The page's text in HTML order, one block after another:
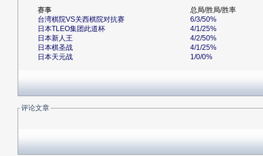
赛事
总局/胜局/胜率
台湾棋院VS关西棋院对抗赛
6/3/50%
日本TLEO集团此道杯
4/1/25%
日本新人王
4/2/50%
日本棋圣战
4/1/25%
日本天元战
1/0/0%
评论文章